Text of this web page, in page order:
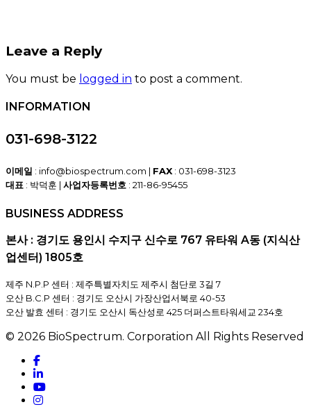
Leave a Reply
You must be logged in to post a comment.
INFORMATION
031-698-3122
이메일 : info@biospectrum.com | FAX: 031-698-3123
대표 : 박덕훈 | 사업자등록번호 : 211-86-95455
BUSINESS ADDRESS
본사 : 경기도 용인시 수지구 신수로 767 유타워 A동 (지식산
업센터) 1805호
제주 N.P.P 센터 : 제주특별자치도 제주시 첨단로 3길 7
오산 B.C.P 센터 : 경기도 오산시 가장산업서북로 40-53
오산 발효 센터 : 경기도 오산시 독산성로 425 더퍼스트타워세교 234호
© 2026 BioSpectrum. Corporation All Rights Reserved
facebook
linkedin
youtube
instagram